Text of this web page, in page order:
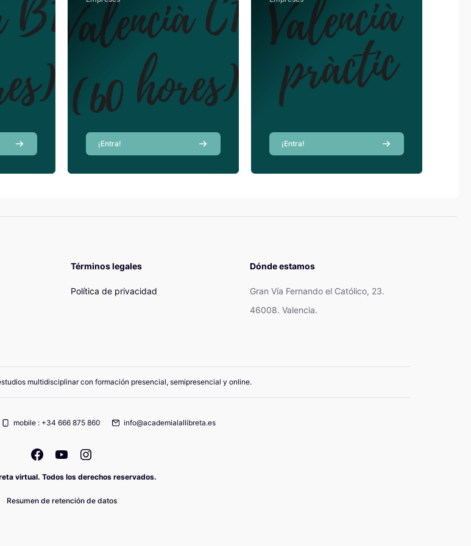
Sánchez
Profesor
¡Entra!
Sánchez
Profesor
Pau Mata Ortells
Profesor
¡Entra!
Términos legales
Política de privacidad
Dónde estamos
Gran Vía Fernando el Católico, 23.
46008. Valencia.
multidisciplinar con formación presencial, semipresencial y online.
mobile : +34 666 875 860 info@academialallibreta.es
virtual. Todos los derechos reservados.
Resumen de retención de datos